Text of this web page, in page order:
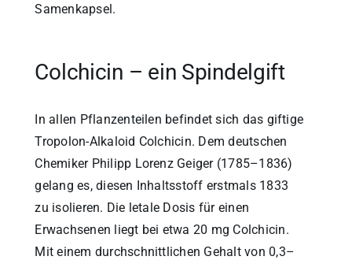
Samenkapsel.
Colchicin – ein Spindelgift
In allen Pflanzenteilen befindet sich das giftige
Tropolon-Alkaloid Colchicin. Dem deutschen
Chemiker Philipp Lorenz Geiger (1785–1836)
gelang es, diesen Inhaltsstoff erstmals 1833
zu isolieren. Die letale Dosis für einen
Erwachsenen liegt bei etwa 20 mg Colchicin.
Mit einem durchschnittlichen Gehalt von 0,3–